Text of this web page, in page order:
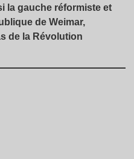
la gauche réformiste et
de Weimar,
de la Révolution